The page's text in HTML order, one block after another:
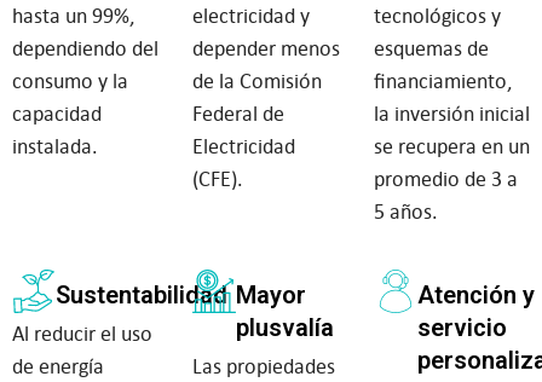
hasta un 99%,
dependiendo del
consumo y la
capacidad
instalada.
electricidad y
depender menos
de la Comisión
Federal de
Electricidad
(CFE).
tecnológicos y
esquemas de
financiamiento,
la inversión inicial
se recupera en un
promedio de 3 a
5 años.
Sustentabilidad
Al reducir el uso
de energía
Mayor
plusvalía
Las propiedades
Atención y
servicio